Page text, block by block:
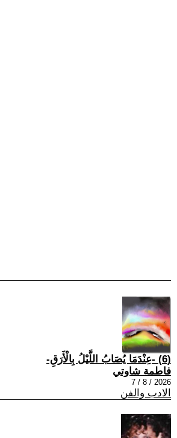
(6) -عِنْدَمَا يُصَابُ اللَّيْلُ بِالْأَرَقِ-
فاطمة شاوتي
2026 / 8 / 7
الادب والفن